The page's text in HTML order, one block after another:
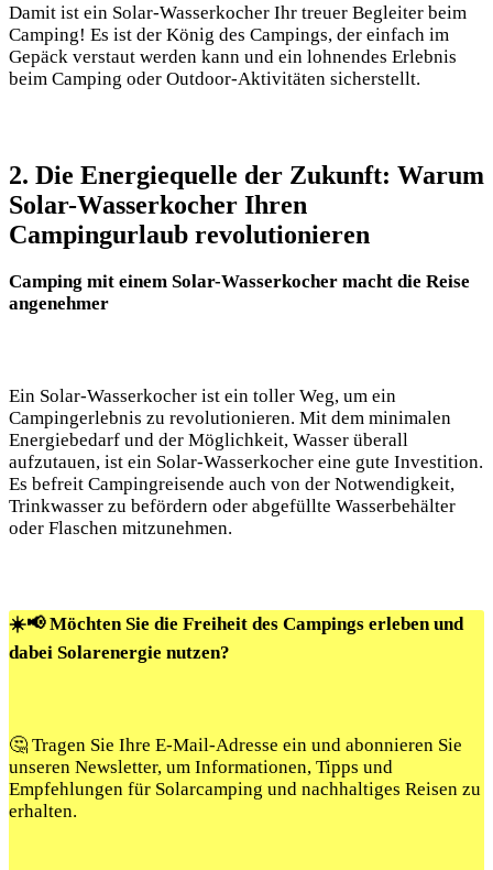
Damit ist ein Solar-Wasserkocher Ihr treuer Begleiter beim
Camping! Es ist​ der König ⁣des Campings, der einfach im
Gepäck verstaut werden kann und ein lohnendes Erlebnis
beim Camping oder Outdoor-Aktivitäten sicherstellt.
2. Die Energiequelle der Zukunft:⁢ Warum
Solar-Wasserkocher ​Ihren⁤
Campingurlaub revolutionieren
Camping mit einem⁤ Solar-Wasserkocher macht die Reise
angenehmer
Ein Solar-Wasserkocher ist ein toller Weg, um ein
‍Campingerlebnis zu revolutionieren. Mit dem minimalen
Energiebedarf und der Möglichkeit, Wasser überall
aufzutauen, ist ein Solar-Wasserkocher⁢ eine‌ gute⁢ Investition.
Es befreit Campingreisende auch von der Notwendigkeit,
Trinkwasser⁣ zu befördern oder abgefüllte Wasserbehälter
oder Flaschen mitzunehmen.
☀️📢 Möchten Sie die Freiheit des Campings erleben und
dabei Solarenergie nutzen?
🤔 Tragen Sie Ihre E-Mail-Adresse ein und abonnieren Sie
unseren Newsletter, um Informationen, Tipps und
Empfehlungen für Solarcamping und nachhaltiges Reisen zu
erhalten.